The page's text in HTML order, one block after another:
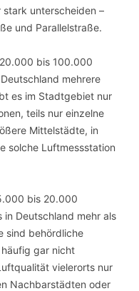
unterscheiden –
und Parallelstraße.
bis 100.000
mehrere
es im Stadtgebiet nur
teils nur einzelne
Mittelstädte, in
solche Luftmessstation
bis 20.000
in Deutschland mehr als
sind behördliche
gar nicht
vielerorts nur
Nachbarstädten oder